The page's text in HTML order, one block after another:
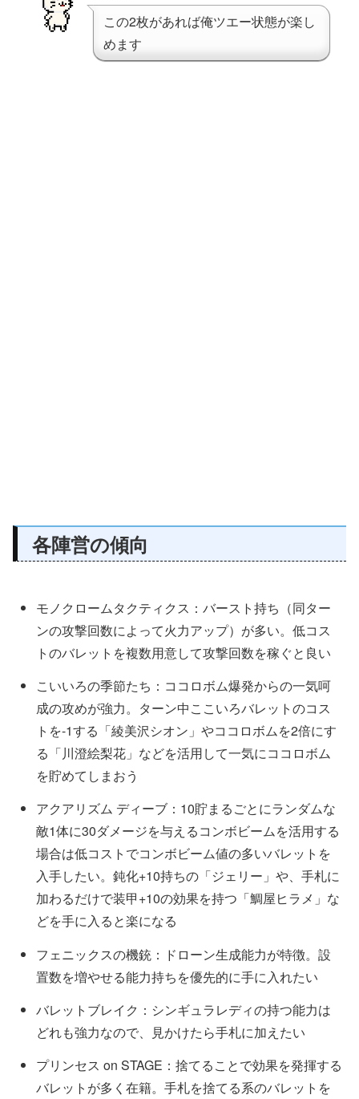
この2枚があれば俺ツエー状態が楽し
めます
各陣営の傾向
モノクロームタクティクス：バースト持ち（同ター
ンの攻撃回数によって火力アップ）が多い。低コス
トのバレットを複数用意して攻撃回数を稼ぐと良い
こいいろの季節たち：ココロボム爆発からの一気呵
成の攻めが強力。ターン中ここいろバレットのコス
トを-1する「綾美沢シオン」やココロボムを2倍にす
る「川澄絵梨花」などを活用して一気にココロボム
を貯めてしまおう
アクアリズム ディーブ：10貯まるごとにランダムな
敵1体に30ダメージを与えるコンボビームを活用する
場合は低コストでコンボビーム値の多いバレットを
入手したい。鈍化+10持ちの「ジェリー」や、手札に
加わるだけで装甲+10の効果を持つ「鯛屋ヒラメ」な
どを手に入ると楽になる
フェニックスの機銃：ドローン生成能力が特徴。設
置数を増やせる能力持ちを優先的に手に入れたい
バレットブレイク：シンギュラレディの持つ能力は
どれも強力なので、見かけたら手札に加えたい
プリンセス on STAGE：捨てることで効果を発揮する
バレットが多く在籍。手札を捨てる系のバレットを